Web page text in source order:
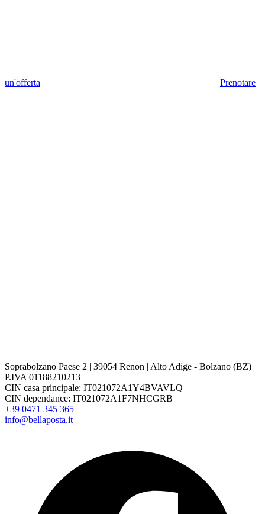
un'offerta Prenotare
Soprabolzano Paese 2 | 39054 Renon | Alto Adige - Bolzano (BZ)
P.IVA 01188210213
CIN casa principale: IT021072A1Y4BVAVLQ
CIN dependance: IT021072A1F7NHCGRB
+39 0471 345 365
info@bellaposta.it